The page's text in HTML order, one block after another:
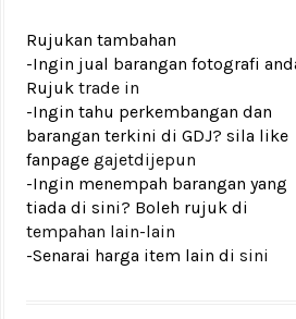
Rujukan tambahan
-Ingin jual barangan fotografi
Rujuk trade in
-Ingin tahu perkembangan dan
barangan terkini di GDJ? sila like
fanpage gajetdijepun
-Ingin menempah barangan yang
tiada di sini? Boleh rujuk di
tempahan lain-lain
-Senarai harga item lain di sini